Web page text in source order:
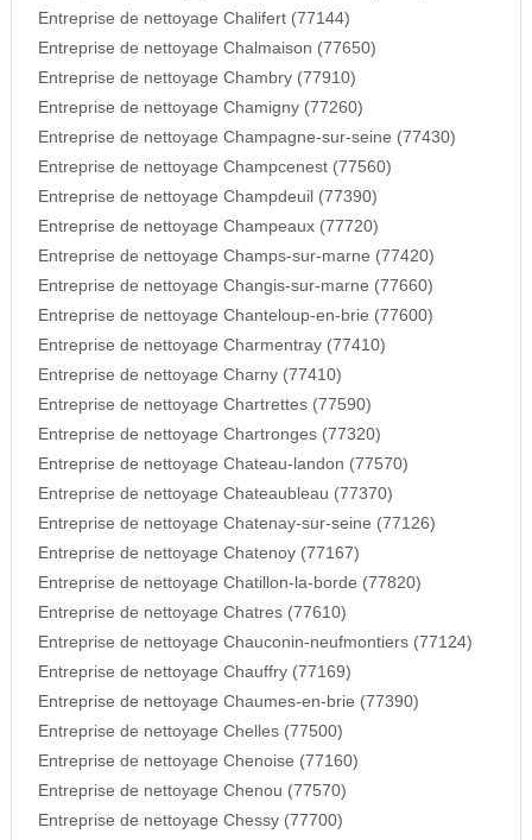
Entreprise de nettoyage Chalifert (77144)
Entreprise de nettoyage Chalmaison (77650)
Entreprise de nettoyage Chambry (77910)
Entreprise de nettoyage Chamigny (77260)
Entreprise de nettoyage Champagne-sur-seine (77430)
Entreprise de nettoyage Champcenest (77560)
Entreprise de nettoyage Champdeuil (77390)
Entreprise de nettoyage Champeaux (77720)
Entreprise de nettoyage Champs-sur-marne (77420)
Entreprise de nettoyage Changis-sur-marne (77660)
Entreprise de nettoyage Chanteloup-en-brie (77600)
Entreprise de nettoyage Charmentray (77410)
Entreprise de nettoyage Charny (77410)
Entreprise de nettoyage Chartrettes (77590)
Entreprise de nettoyage Chartronges (77320)
Entreprise de nettoyage Chateau-landon (77570)
Entreprise de nettoyage Chateaubleau (77370)
Entreprise de nettoyage Chatenay-sur-seine (77126)
Entreprise de nettoyage Chatenoy (77167)
Entreprise de nettoyage Chatillon-la-borde (77820)
Entreprise de nettoyage Chatres (77610)
Entreprise de nettoyage Chauconin-neufmontiers (77124)
Entreprise de nettoyage Chauffry (77169)
Entreprise de nettoyage Chaumes-en-brie (77390)
Entreprise de nettoyage Chelles (77500)
Entreprise de nettoyage Chenoise (77160)
Entreprise de nettoyage Chenou (77570)
Entreprise de nettoyage Chessy (77700)